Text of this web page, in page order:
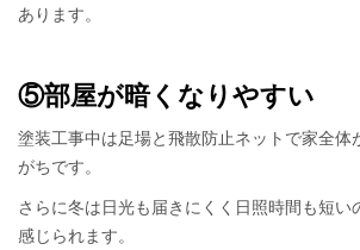
あります。
⑤部屋が暗くなりやすい
塗装工事中は足場と飛散防止ネットで家全体
がちです。
さらに冬は日光も届きにくく日照時間も短い
感じられます。